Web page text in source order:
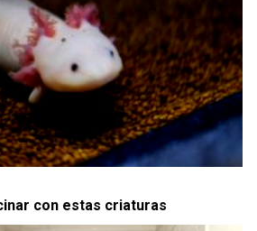
con estas criaturas